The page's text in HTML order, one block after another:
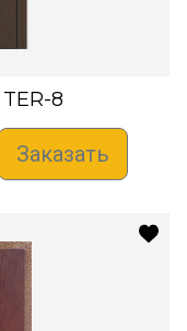
TER-8
Заказать